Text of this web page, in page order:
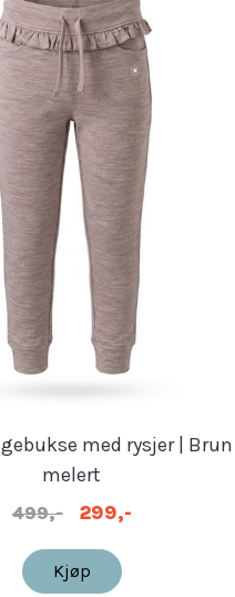
med rysjer | Brun
melert
499,- 299,-
Kjøp